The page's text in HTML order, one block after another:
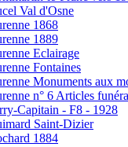
Val d'Osne
1868
1889
Eclairage
Fontaines
Monuments aux
n° 6 Articles
Capitain - F8 - 1928
Saint-Dizier
1884